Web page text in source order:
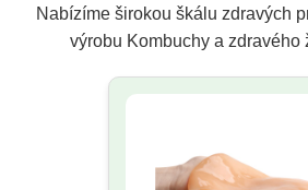
Nabízíme širokou škálu zdravých
výrobu Kombuchy a zdravého